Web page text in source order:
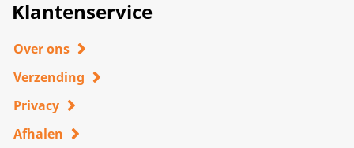
Klantenservice
Over ons
Verzending
Privacy
Afhalen